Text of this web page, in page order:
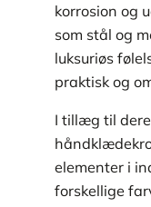
korrosion og
som stål og
luksuriøs
praktisk og
I tillæg til
elementer i
forskellige